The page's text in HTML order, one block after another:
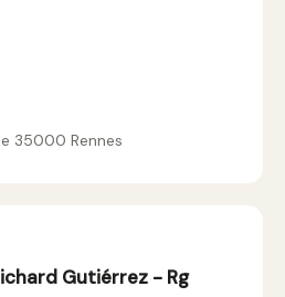
35000 Rennes
Gutiérrez - Rg